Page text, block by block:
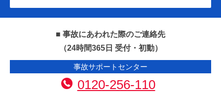
■ 事故にあわれた際のご連絡先
（24時間365日 受付・初動）
事故サポートセンター
0120-256-110